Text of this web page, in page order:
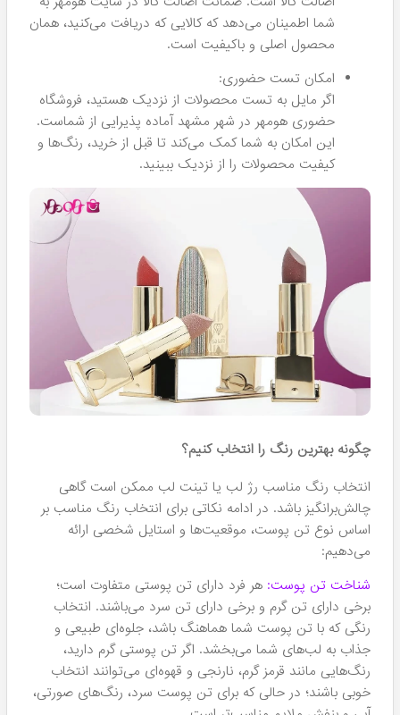
فرمولاسیون منحصر به فرد:
این محصول با ترکیبی از رنگ‌های زیبا و فرمولاسیون
روز زیبا باقی بماند.
عدم تست روی حیوانات:
همانند سایر محصولات سالوته، تینت لب نیز روی
حیوانات تست نشده و از این جهت انتخابی اخلاقی و
مطمئن محسوب می‌شود.
دارای نشان سیب سلامت:
داشتن نشان سیب سلامت، تضمینی است برای شما که
از سلامت و کیفیت محصول مطمئن باشید.
محصولات سالوته ساخت کجاست
برند سالوته یکی از برندهای پیشرو در عرصه آرایش و زیبایی در
ایران است که با تولید محصولات اصیل و باکیفیت، توانسته
جایگاهی ویژه در دل خانم‌های عزیز پیدا کند. یکی از ویژگی‌های
برجسته این برند، ایرانی بودن محصولات آن است؛ به این معنا
که با خرید آن، شما از اصالت کالا و حمایت از تولید ملی مطمئن